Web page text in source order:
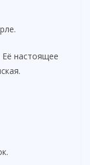
настоящее